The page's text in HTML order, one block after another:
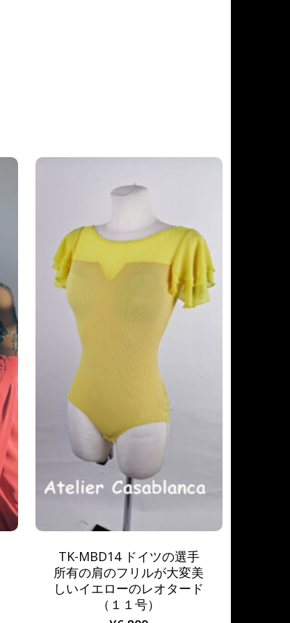
TK-MBD14 ドイツの選手
所有の肩のフリルが大変美
しいイエローのレオタード
（１１号）